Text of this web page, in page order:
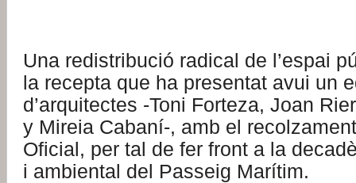
Una redistribució radical de l’espai
la recepta que ha presentat avui un
d’arquitectes -Toni Forteza, Joan
y Mireia Cabaní-, amb el
Oficial, per tal de fer front a la
i ambiental del Passeig Marítim.